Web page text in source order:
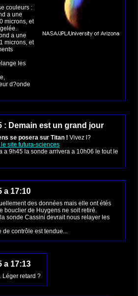
couleurs :
a une
microns, et
a une
microns, et
les
d?onde
: Demain est un grand jour
se posera sur Titan ! Vivez l?
site futura-sciences
a 9h45 la sonde arrivera a 10h06 le tout le
a 17:10
des données mais elle ont étés
bouclier de Huygens ne soit retiré.
sonde Cassini devrait nous relayer les
de contrôle est tendue...
a 17:13
Léger retard ?